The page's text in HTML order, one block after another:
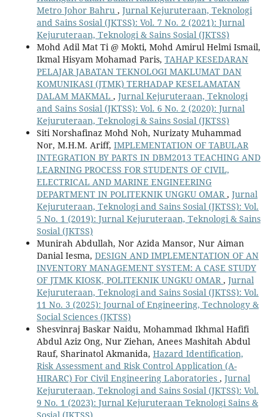
Metro Johor Bahru , Jurnal Kejuruteraan, Teknologi
and Sains Sosial (JKTSS): Vol. 7 No. 2 (2021): Jurnal
Kejuruteraan, Teknologi & Sains Sosial (JKTSS)
Mohd Adil Mat Ti @ Mokti, Mohd Amirul Helmi Ismail,
Ikmal Hisyam Mohamad Paris, TAHAP KESEDARAN
PELAJAR JABATAN TEKNOLOGI MAKLUMAT DAN
KOMUNIKASI (JTMK) TERHADAP KESELAMATAN
DALAM MAKMAL , Jurnal Kejuruteraan, Teknologi
and Sains Sosial (JKTSS): Vol. 6 No. 2 (2020): Jurnal
Kejuruteraan, Teknologi & Sains Sosial (JKTSS)
Siti Norshafinaz Mohd Noh, Nurizaty Muhammad
Nor, M.H.M. Ariff, IMPLEMENTATION OF TABULAR
INTEGRATION BY PARTS IN DBM2013 TEACHING AND
LEARNING PROCESS FOR STUDENTS OF CIVIL,
ELECTRICAL AND MARINE ENGINEERING
DEPARTMENT IN POLITEKNIK UNGKU OMAR, Jurnal
Kejuruteraan, Teknologi and Sains Sosial (JKTSS): Vol.
5 No. 1 (2019): Jurnal Kejuruteraan, Teknologi & Sains
Sosial (JKTSS)
Munirah Abdullah, Nor Azida Mansor, Nur Aiman
Danial Iesma, DESIGN AND IMPLEMENTATION OF AN
INVENTORY MANAGEMENT SYSTEM: A CASE STUDY
OF JTMK KIOSK, POLITEKNIK UNGKU OMAR, Jurnal
Kejuruteraan, Teknologi and Sains Sosial (JKTSS): Vol.
11 No. 3 (2025): Journal of Engineering, Technology &
Social Sciences (JKTSS)
Shesvinraj Baskar Naidu, Mohammad Ikhmal Hafifi
Abdul Aziz Ong, Nur Ziehan, Anees Mashitah Abdul
Rauf, Sharinatol Akmanida, Hazard Identification,
Risk Assessment and Risk Control Application (A-
HIRARC) For Civil Engineering Laboratories , Jurnal
Kejuruteraan, Teknologi and Sains Sosial (JKTSS): Vol.
9 No. 1 (2023): Jurnal Kejuruteraan Teknologi Sains &